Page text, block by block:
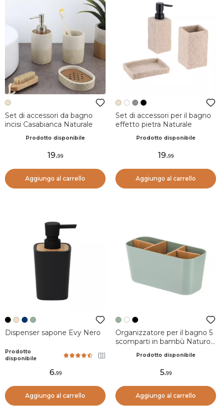
Set di accessori da bagno
incisi Casabianca Naturale
Prodotto disponibile
19.99
Aggiungo al carrello
Set di accessori per il bagno
effetto pietra Naturale
Prodotto disponibile
19.99
Aggiungo al carrello
Dispenser sapone Evy Nero
Prodotto
disponibile
(11)
6.99
Aggiungo al carrello
Organizzatore per il bagno 5
scomparti in bambù Naturo
Prodotto disponibile
5.99
Aggiungo al carrello